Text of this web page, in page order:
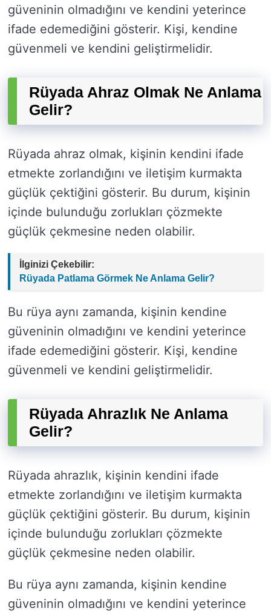
güveninin olmadığını ve kendini yeterince
ifade edemediğini gösterir. Kişi, kendine
güvenmeli ve kendini geliştirmelidir.
Rüyada Ahraz Olmak Ne Anlama
Gelir?
Rüyada ahraz olmak, kişinin kendini ifade
etmekte zorlandığını ve iletişim kurmakta
güçlük çektiğini gösterir. Bu durum, kişinin
içinde bulunduğu zorlukları çözmekte
güçlük çekmesine neden olabilir.
İlginizi Çekebilir:
Rüyada Patlama Görmek Ne Anlama Gelir?
Bu rüya aynı zamanda, kişinin kendine
güveninin olmadığını ve kendini yeterince
ifade edemediğini gösterir. Kişi, kendine
güvenmeli ve kendini geliştirmelidir.
Rüyada Ahrazlık Ne Anlama
Gelir?
Rüyada ahrazlık, kişinin kendini ifade
etmekte zorlandığını ve iletişim kurmakta
güçlük çektiğini gösterir. Bu durum, kişinin
içinde bulunduğu zorlukları çözmekte
güçlük çekmesine neden olabilir.
Bu rüya aynı zamanda, kişinin kendine
güveninin olmadığını ve kendini yeterince